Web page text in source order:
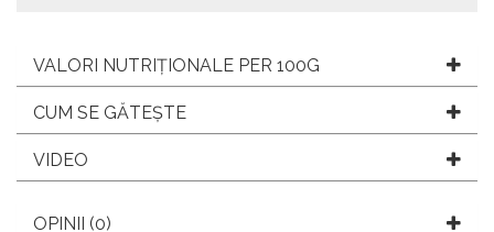
VALORI NUTRIȚIONALE PER 100G
CUM SE GĂTEȘTE
VIDEO
OPINII (0)